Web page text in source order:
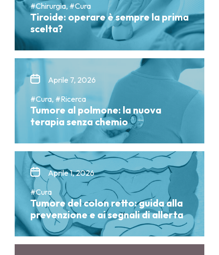
#Chirurgia, #Cura
Tiroide: operare è sempre la prima
scelta?
Aprile 7, 2026
#Cura, #Ricerca
Tumore al polmone: la nuova
terapia senza chemio
Aprile 1, 2026
#Cura
Tumore del colon retto: guida alla
prevenzione e ai segnali di allerta